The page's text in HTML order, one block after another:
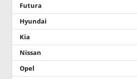
Futura
Hyundai
Kia
Nissan
Opel